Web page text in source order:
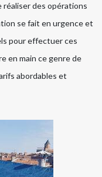
réaliser des opérations
se fait en urgence et
pour effectuer ces
en main ce genre de
abordables et